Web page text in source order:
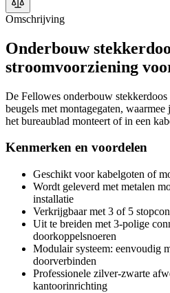
Omschrijving
Onderbouw
stroomvoorziening
De Fellowes onderbouw
beugels met montagegaten,
het bureaublad monteert of in een
Kenmerken en voordelen
Geschikt voor kabelgoten of
Wordt geleverd met metalen
installatie
Verkrijgbaar met 3 of 5
Uit te breiden met 3-polige
doorkoppelsnoeren
Modulair systeem: eenvoudig
doorverbinden
Professionele zilver-zwarte
kantoorinrichting